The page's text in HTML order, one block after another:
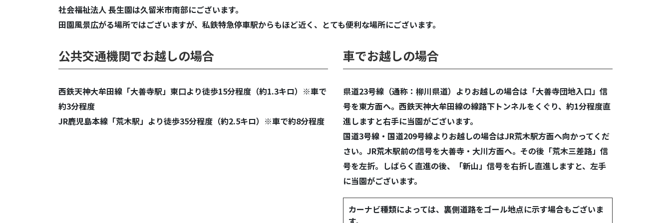
社会福祉法人 長生園は久留米市南部にございます。
田園風景広がる場所ではございますが、私鉄特急停車駅からもほど近く、とても便利な場所にございます。
公共交通機関でお越しの場合
西鉄天神大牟田線「大善寺駅」東口より徒歩15分程度（約1.3キロ）※車で
約3分程度
JR鹿児島本線「荒木駅」より徒歩35分程度（約2.5キロ）※車で約8分程度
車でお越しの場合
県道23号線（通称：柳川県道）よりお越しの場合は「大善寺団地入口」信
号を東方面へ。西鉄天神大牟田線の線路下トンネルをくぐり、約1分程度直
進しますと右手に当園がございます。
国道3号線・国道209号線よりお越しの場合はJR荒木駅方面へ向かってくだ
さい。JR荒木駅前の信号を大善寺・大川方面へ。その後「荒木三差路」信
号を左折。しばらく直進の後、「新山」信号を右折し直進しますと、左手
に当園がございます。
カーナビ種類によっては、裏側道路をゴール地点に示す場合もございま